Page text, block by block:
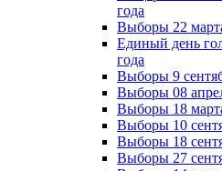
года
Выборы 22
Единый день
года
Выборы 9
Выборы 08
Выборы 18
Выборы 10
Выборы 18
Выборы 27